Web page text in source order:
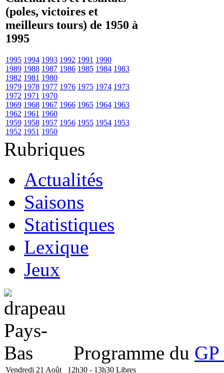
(poles, victoires et
meilleurs tours) de 1950 à
1995
1995 1994 1993 1992 1991 1990
1989 1988 1987 1986 1985 1984 1983
1982 1981 1980
1979 1978 1977 1976 1975 1974 1973
1972 1971 1970
1969 1968 1967 1966 1965 1964 1963
1962 1961 1960
1959 1958 1957 1956 1955 1954 1953
1952 1951 1950
Rubriques
Actualités
Saisons
Statistiques
Lexique
Jeux
Programme du
Vendredi 21 Août 12h30 - 13h30 Libres